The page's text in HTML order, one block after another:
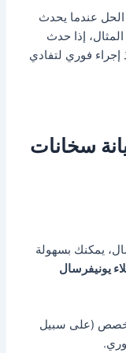
الحل عندما يحدث
إذا حدث
فوري لتفادي
سخانات
يمكنك بسهولة
يونيفرسال
(على سبيل